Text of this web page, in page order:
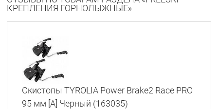
КРЕПЛЕНИЯ ГОРНОЛЫЖНЫЕ»
Скистопы TYROLIA Power Brake2 Race PRO
95 мм [A] Черный (163035)